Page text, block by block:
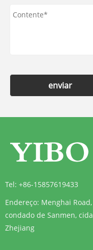
enviar
Tel: +86-15857619433
Endereço: Menghai
condado de Sanmen,
Zhejiang